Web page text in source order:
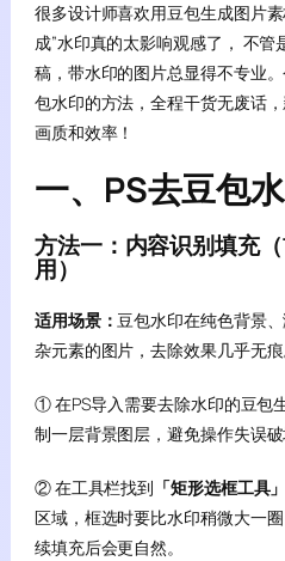
很多设计师喜欢用豆包生成图片
成”水印真的太影响观感了， 不
稿，带水印的图片总显得不专业
包水印的方法，全程干货无废话
画质和效率！
一、PS去豆包
方法一：内容识别填充
用）
适用场景：豆包水印在纯色背景
杂元素的图片，去除效果几乎无痕
① 在PS导入需要去除水印的豆包
制一层背景图层，避免操作失误破
② 在工具栏找到 「矩形选框工具」
区域，框选时要比水印稍微大一
续填充后会更自然。